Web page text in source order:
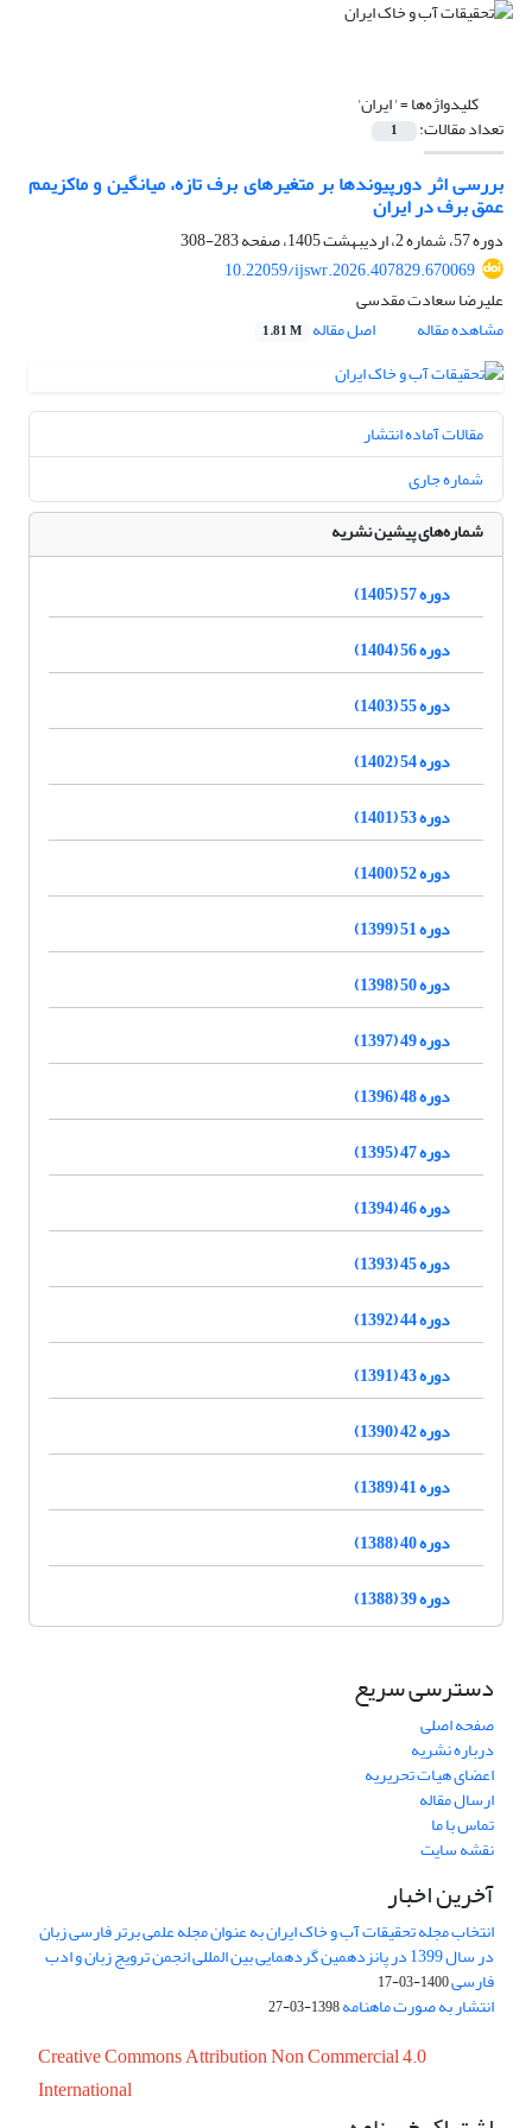
کلیدواژه‌ها =' ایران'
تعداد مقالات: 1
بررسی اثر دورپیوندها بر متغیرهای برف تازه، میانگین و ماکزیمم
عمق برف در ایران
دوره 57، شماره 2، اردیبهشت 1405، صفحه
283-308
10.22059/ijswr.2026.407829.670069
علیرضا سعادت مقدسی
مشاهده مقاله
اصل مقاله 1.81 M
مقالات آماده انتشار
شماره جاری
شماره‌های پیشین نشریه
دوره 57 (1405)
دوره 56 (1404)
دوره 55 (1403)
دوره 54 (1402)
دوره 53 (1401)
دوره 52 (1400)
دوره 51 (1399)
دوره 50 (1398)
دوره 49 (1397)
دوره 48 (1396)
دوره 47 (1395)
دوره 46 (1394)
دوره 45 (1393)
دوره 44 (1392)
دوره 43 (1391)
دوره 42 (1390)
دوره 41 (1389)
دوره 40 (1388)
دوره 39 (1388)
دسترسی سریع
صفحه اصلی
درباره نشریه
اعضای هیات تحریریه
ارسال مقاله
تماس با ما
نقشه سایت
آخرین اخبار
انتخاب مجله تحقیقات آب و خاک ایران به عنوان مجله علمی برتر فارسی زبان
در سال 1399 در پانزدهمین گردهمایی بین المللی انجمن ترویج زبان و ادب
فارسی1400-03-17
انتشار به صورت ماهنامه1398-03-27
Creative Commons Attribution Non Commercial 4.0
International